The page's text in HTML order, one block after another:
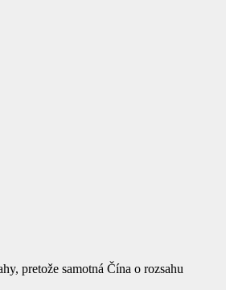
pretože samotná Čína o rozsahu